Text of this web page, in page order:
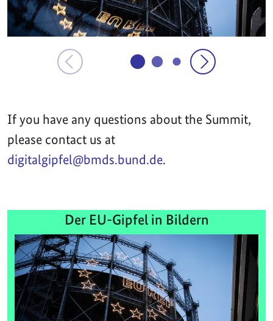
If you have any questions about the Summit,
please contact us at
digitalgipfel@bmds.bund.de.
Der EU-Gipfel in Bildern